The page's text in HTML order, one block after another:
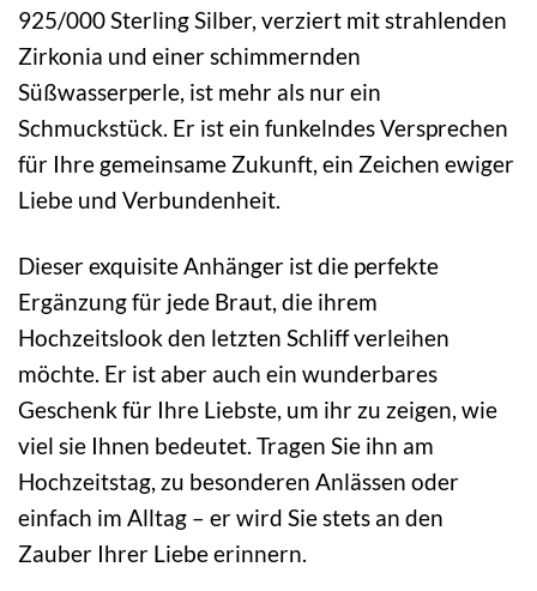
925/000 Sterling Silber, verziert mit strahlenden
Zirkonia und einer schimmernden
Süßwasserperle, ist mehr als nur ein
Schmuckstück. Er ist ein funkelndes Versprechen
für Ihre gemeinsame Zukunft, ein Zeichen ewiger
Liebe und Verbundenheit.
Dieser exquisite Anhänger ist die perfekte
Ergänzung für jede Braut, die ihrem
Hochzeitslook den letzten Schliff verleihen
möchte. Er ist aber auch ein wunderbares
Geschenk für Ihre Liebste, um ihr zu zeigen, wie
viel sie Ihnen bedeutet. Tragen Sie ihn am
Hochzeitstag, zu besonderen Anlässen oder
einfach im Alltag – er wird Sie stets an den
Zauber Ihrer Liebe erinnern.